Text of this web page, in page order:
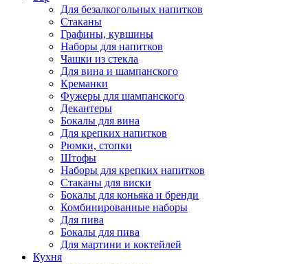
Для безалкогольных напитков
Стаканы
Графины, кувшины
Наборы для напитков
Чашки из стекла
Для вина и шампанского
Креманки
Фужеры для шампанского
Декантеры
Бокалы для вина
Для крепких напитков
Рюмки, стопки
Штофы
Наборы для крепких напитков
Стаканы для виски
Бокалы для коньяка и бренди
Комбинированные наборы
Для пива
Бокалы для пива
Для мартини и коктейлей
Кухня